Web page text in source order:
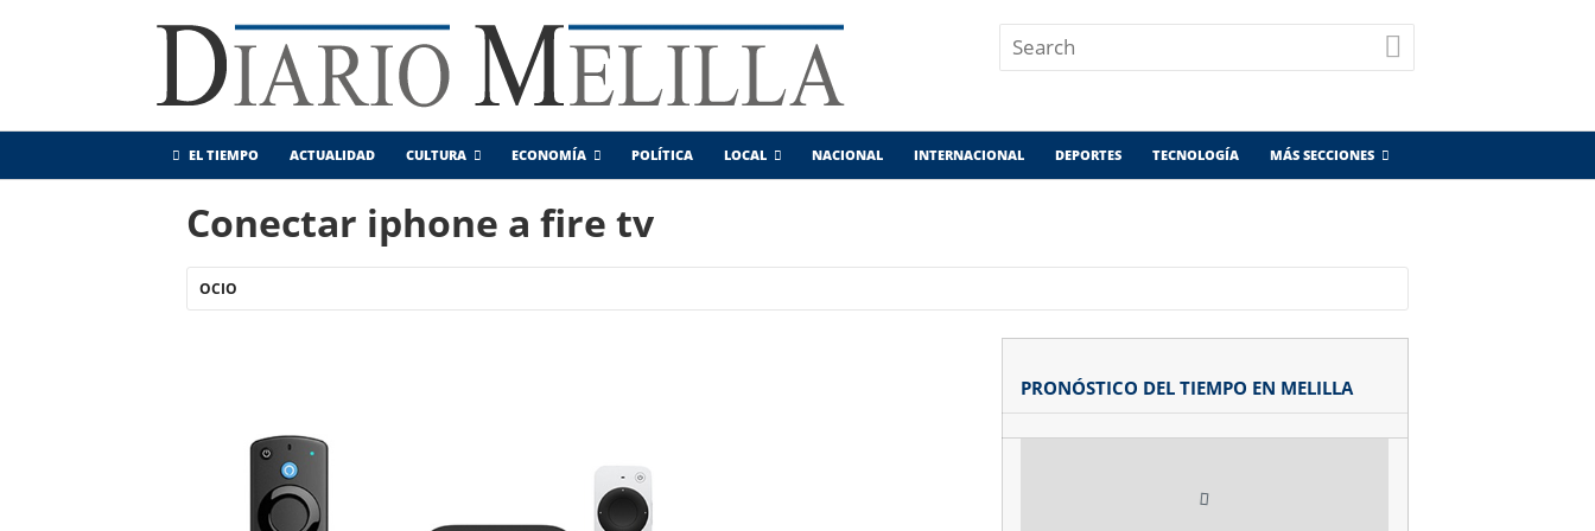
EL TIEMPO ACTUALIDAD CULTURA ECONOMÍA POLÍTICA LOCAL NACIONAL INTERNACIONAL DEPORTES TECNOLOGÍA MÁS SECCIONES
Conectar iphone a fire tv
OCIO
PRONÓSTICO DEL TIEMPO EN MELILLA